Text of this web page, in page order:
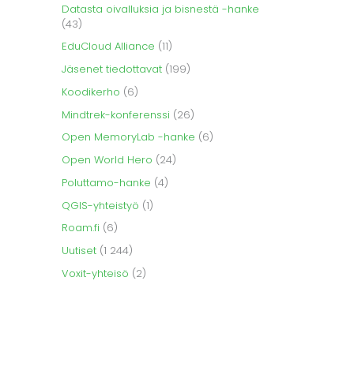
Datasta oivalluksia ja bisnestä -hanke
(43)
EduCloud Alliance (11)
Jäsenet tiedottavat (199)
Koodikerho (6)
Mindtrek-konferenssi (26)
Open MemoryLab -hanke (6)
Open World Hero (24)
Poluttamo-hanke (4)
QGIS-yhteistyö (1)
Roam.fi (6)
Uutiset (1 244)
Voxit-yhteisö (2)